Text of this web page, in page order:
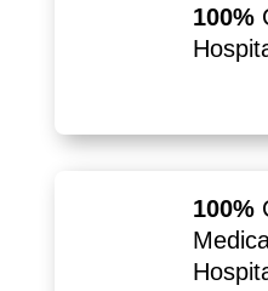
100%
100%